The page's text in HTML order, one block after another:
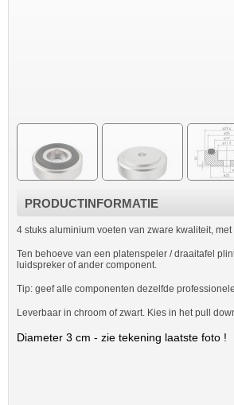
PRODUCTINFORMATIE
4 stuks aluminium voeten van zware kwaliteit,
Ten behoeve van een platenspeler / draaitafel
luidspreker of ander component.
Tip: geef alle componenten dezelfde
Leverbaar in chroom of zwart. Kies in het pull
Diameter 3 cm - zie tekening laatste foto !